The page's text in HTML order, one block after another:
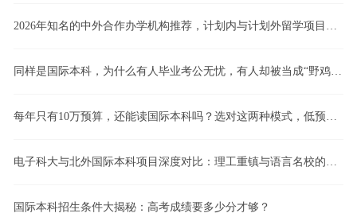
2026年知名的中外合作办学机构推荐，计划内与计划外留学项目怎么选，4+0、3+1、2+2国际本科模式深度解析
同样是国际本科，为什么有人毕业考公无忧，有人却被当成“野鸡”？计划内留学vs计划外留学，一文看懂！
每年只有10万预算，还能读国际本科吗？选对这两种模式，低预算也能逆袭！
电子科大与北外国际本科项目深度对比：理工重镇与语言名校的路径博弈
国际本科招生条件大揭秘：高考成绩要多少分才够？